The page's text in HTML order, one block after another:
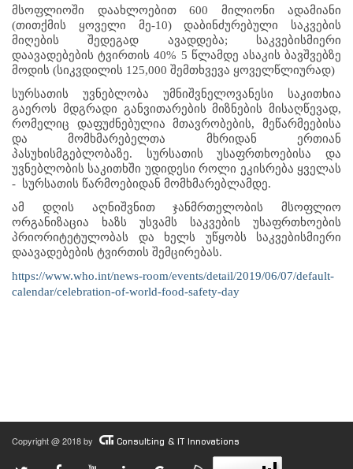
მსოფლიოში დაახლოებით 600 მილიონი ადამიანი
(თითქმის ყოველი მე-10) დაბინძურებული საკვების
მიღების შედეგად ავადდება; საკვებისმიერი
დაავადებების ტვირთის 40% 5 წლამდე ასაკის ბავშვებზე
მოდის (სიკვდილის 125,000 შემთხვევა ყოველწლიურად)
სურსათის უვნებლობა უმნიშვნელოვანესი საკითხია
გაეროს მდგრადი განვითარების მიზნების მისაღწევად,
რომელიც დაფუძნებულია მთავრობების, მეწარმეებისა
და მომხმარებელთა მხრიდან ერთიან
პასუხისმგებლობაზე. სურსათის უსაფრთხოებისა და
უვნებლობის საკითხში უდიდესი როლი ეკისრება ყველას
-  სურსათის წარმოებიდან მომხმარებლამდე.
ამ დღის აღნიშვნით ჯანმრთელობის მსოფლიო
ორგანიზაცია ხაზს უსვამს საკვების უსაფრთხოების
პრიორიტეტულობას და ხელს უწყობს საკვებისმიერი
დაავადებების ტვირთის შემცირებას.
https://www.who.int/news-room/events/detail/2019/06/07/default-
calendar/celebration-of-world-food-safety-day
Copyright @ 2018 by Consulting & IT Innovations